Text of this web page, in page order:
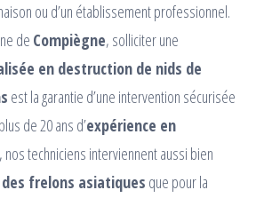
ou d’un établissement professionnel.
de Compiègne, solliciter une
en destruction de nids de
est la garantie d’une intervention sécurisée
de 20 ans d’expérience en
, nos techniciens interviennent aussi bien
frelons asiatiques que pour la